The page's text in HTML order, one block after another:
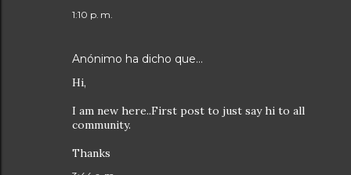
1:10 p. m.
Anónimo ha dicho que…
Hi,
I am new here..First post to just say hi to all
community.
Thanks